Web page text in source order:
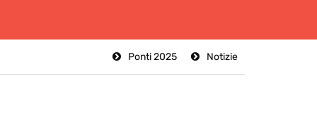
Notizie
Ponti 2025